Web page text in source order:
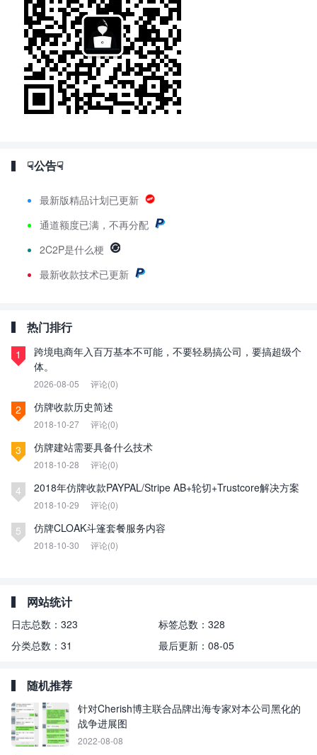
☟公告☟
最新版精品计划已更新
通道额度已满，不再分配
2C2P是什么梗
最新收款技术已更新
热门排行
1
跨境电商年入百万基本不可能，不要轻易搞公司，要搞超级个
体。
2026-08-05 评论(0)
2 仿牌收款历史简述
2018-10-27 评论(0)
3 仿牌建站需要具备什么技术
2018-10-28 评论(0)
4 2018年仿牌收款PAYPAL/Stripe AB+轮切+Trustcore解决方案
2018-10-29 评论(0)
5 仿牌CLOAK斗篷套餐服务内容
2018-10-30 评论(0)
网站统计
日志总数： 323 标签总数： 328
分类总数： 31 最后更新： 08-05
随机推荐
针对Cherish博主联合品牌出海专家对本公司黑化的
战争进展图
2022-08-08